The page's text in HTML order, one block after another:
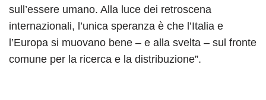
sull’essere umano. Alla luce dei retroscena
internazionali, l’unica speranza è che l’Italia e
l’Europa si muovano bene – e alla svelta – sul fronte
comune per la ricerca e la distribuzione”.